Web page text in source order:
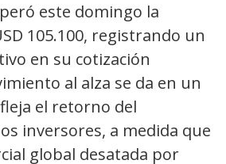
este domingo la
105.100, registrando un
en su cotización
al alza se da en un
el retorno del
inversores, a medida que
global desatada por